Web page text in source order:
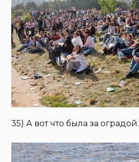
35) А вот что была за оградой.